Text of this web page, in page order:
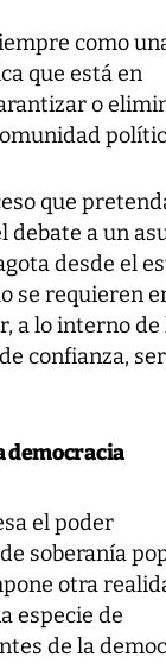
como
que está en
o
que
a un
desde el
se requieren
a lo interno de
confianza,
democracia
el poder
soberanía
otra
especie de
de la